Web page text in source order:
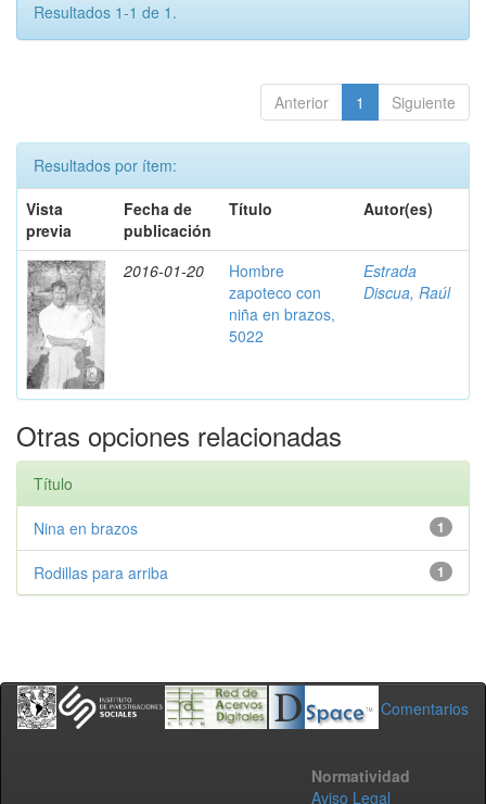
Resultados 1-1 de 1.
Anterior 1 Siguiente
Resultados por ítem:
Vista
previa
Fecha de
publicación
Título Autor(es)
2016-01-20
Hombre
zapoteco con
niña en brazos,
5022
Estrada
Discua, Raúl
Otras opciones relacionadas
Título
1
Nina en brazos
1
Rodillas para arriba
Comentarios
Normatividad
Aviso Legal